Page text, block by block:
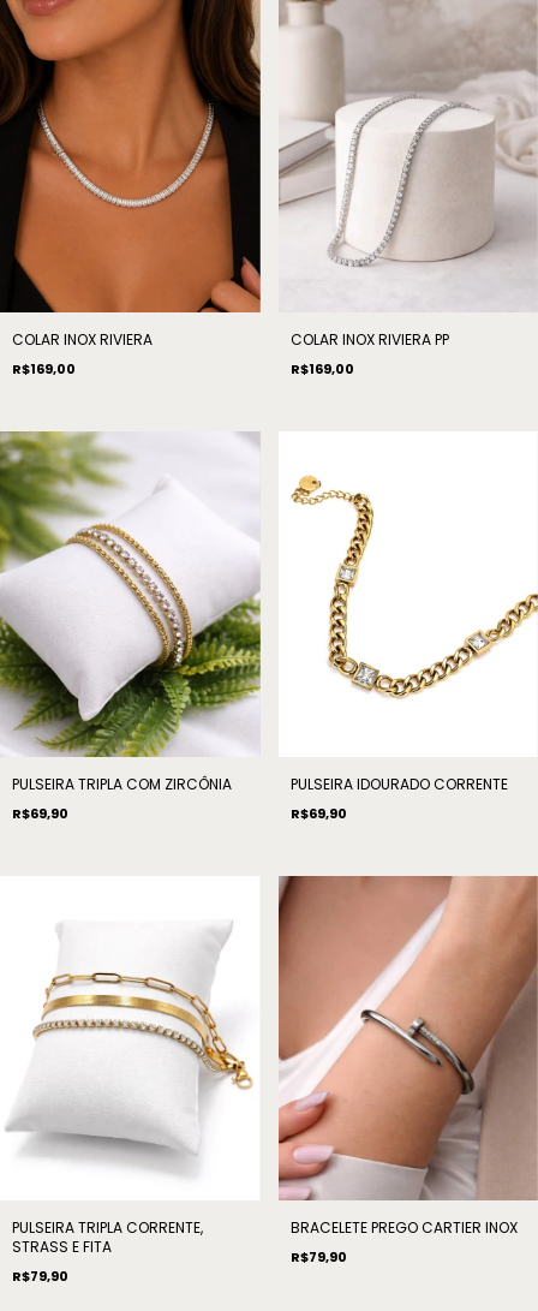
COLAR INOX RIVIERA
R$169,00
COLAR INOX RIVIERA PP
R$169,00
PULSEIRA TRIPLA COM ZIRCÔNIA
R$69,90
PULSEIRA IDOURADO CORRENTE
R$69,90
PULSEIRA TRIPLA CORRENTE,
STRASS E FITA
R$79,90
BRACELETE PREGO CARTIER INOX
R$79,90